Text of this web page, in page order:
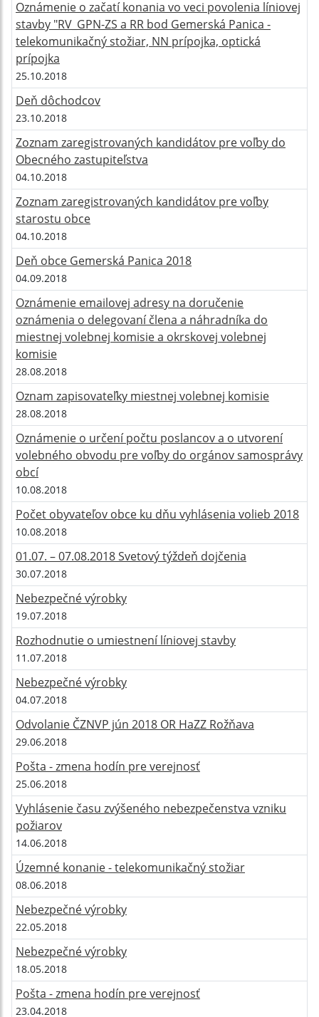
Oznámenie o začatí konania vo veci povolenia líniovej
stavby "RV_GPN-ZS a RR bod Gemerská Panica -
telekomunikačný stožiar, NN prípojka, optická
prípojka
25.10.2018
Deň dôchodcov
23.10.2018
Zoznam zaregistrovaných kandidátov pre voľby do
Obecného zastupiteľstva
04.10.2018
Zoznam zaregistrovaných kandidátov pre voľby
starostu obce
04.10.2018
Deň obce Gemerská Panica 2018
04.09.2018
Oznámenie emailovej adresy na doručenie
oznámenia o delegovaní člena a náhradníka do
miestnej volebnej komisie a okrskovej volebnej
komisie
28.08.2018
Oznam zapisovateľky miestnej volebnej komisie
28.08.2018
Oznámenie o určení počtu poslancov a o utvorení
volebného obvodu pre voľby do orgánov samosprávy
obcí
10.08.2018
Počet obyvateľov obce ku dňu vyhlásenia volieb 2018
10.08.2018
01.07. – 07.08.2018 Svetový týždeň dojčenia
30.07.2018
Nebezpečné výrobky
19.07.2018
Rozhodnutie o umiestnení líniovej stavby
11.07.2018
Nebezpečné výrobky
04.07.2018
Odvolanie ČZNVP jún 2018 OR HaZZ Rožňava
29.06.2018
Pošta - zmena hodín pre verejnosť
25.06.2018
Vyhlásenie času zvýšeného nebezpečenstva vzniku
požiarov
14.06.2018
Územné konanie - telekomunikačný stožiar
08.06.2018
Nebezpečné výrobky
22.05.2018
Nebezpečné výrobky
18.05.2018
Pošta - zmena hodín pre verejnosť
23.04.2018